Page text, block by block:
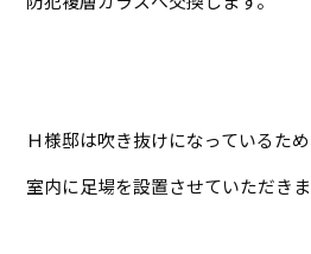
Ｈ様邸は吹き抜けになっているため
室内に足場を設置させていただき